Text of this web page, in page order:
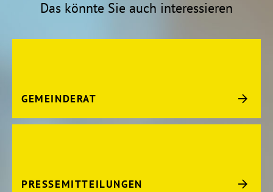
Das könnte Sie auch interessieren
GEMEINDERAT
PRESSEMITTEILUNGEN